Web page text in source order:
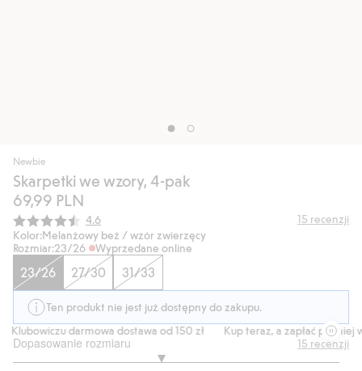
Newbie
Skarpetki we wzory, 4-pak
69,99 PLN
Średnia ocena:
4.6 15 recenzji
Kolor:Melanżowy beż / wzór zwierzęcy
Rozmiar:23/26 Wyprzedane online
23/26 27/30 31/33
Ten produkt nie jest już dostępny do zakupu.
Klubowiczu darmowa dostawa od 150 zł
Kup teraz, a zapłać później
Dopasowanie rozmiaru 15 recenzji